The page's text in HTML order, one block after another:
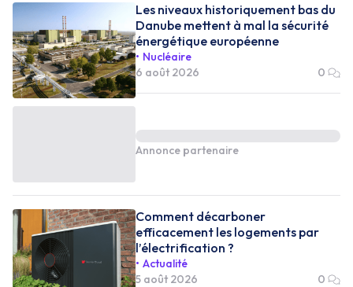
Les niveaux historiquement bas du
Danube mettent à mal la sécurité
énergétique européenne
Nucléaire
6 août 2026
0
Annonce partenaire
Comment décarboner
efficacement les logements par
l’électrification ?
Actualité
5 août 2026
0